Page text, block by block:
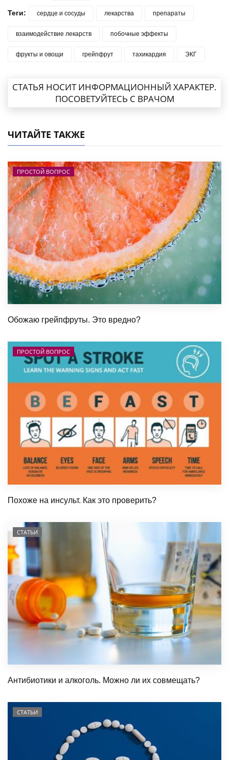
Теги: сердце и сосуды лекарства препараты
взаимодействие лекарств побочные эффекты
фрукты и овощи грейпфрут тахикардия ЭКГ
СТАТЬЯ НОСИТ ИНФОРМАЦИОННЫЙ ХАРАКТЕР.
ПОСОВЕТУЙТЕСЬ С ВРАЧОМ
ЧИТАЙТЕ ТАКЖЕ
ПРОСТОЙ ВОПРОС
Обожаю грейпфруты. Это вредно?
ПРОСТОЙ ВОПРОС
Похоже на инсульт. Как это проверить?
СТАТЬИ
Антибиотики и алкоголь. Можно ли их совмещать?
СТАТЬИ